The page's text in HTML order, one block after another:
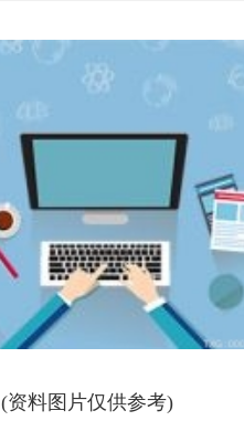
(资料图片仅供参考)